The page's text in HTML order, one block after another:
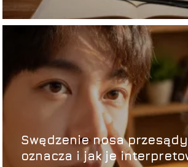
Swędzenie nosa
oznacza i jak je